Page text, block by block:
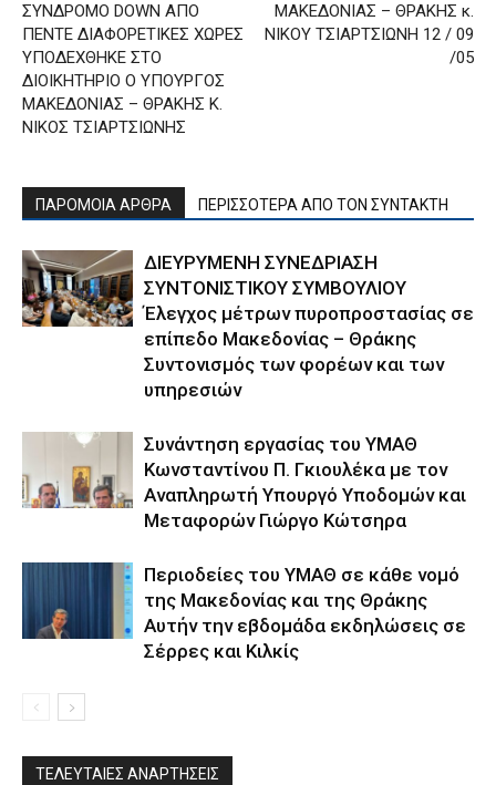
ΣΥΝΔΡΟΜΟ DOWN ΑΠΟ
ΠΕΝΤΕ ΔΙΑΦΟΡΕΤΙΚΕΣ ΧΩΡΕΣ
ΥΠΟΔΕΧΘΗΚΕ ΣΤΟ
ΔΙΟΙΚΗΤΗΡΙΟ Ο ΥΠΟΥΡΓΟΣ
ΜΑΚΕΔΟΝΙΑΣ – ΘΡΑΚΗΣ Κ.
ΝΙΚΟΣ ΤΣΙΑΡΤΣΙΩΝΗΣ
ΜΑΚΕΔΟΝΙΑΣ – ΘΡΑΚΗΣ κ.
ΝΙΚΟΥ ΤΣΙΑΡΤΣΙΩΝΗ 12 / 09
/05
ΠΑΡΟΜΟΙΑ ΑΡΘΡΑ ΠΕΡΙΣΣΟΤΕΡΑ ΑΠΟ ΤΟΝ ΣΥΝΤΑΚΤΗ
ΔΙΕΥΡΥΜΕΝΗ ΣΥΝΕΔΡΙΑΣΗ
ΣΥΝΤΟΝΙΣΤΙΚΟΥ ΣΥΜΒΟΥΛΙΟΥ
Έλεγχος μέτρων πυροπροστασίας σε
επίπεδο Μακεδονίας – Θράκης
Συντονισμός των φορέων και των
υπηρεσιών
Συνάντηση εργασίας του ΥΜΑΘ
Κωνσταντίνου Π. Γκιουλέκα με τον
Αναπληρωτή Υπουργό Υποδομών και
Μεταφορών Γιώργο Κώτσηρα
Περιοδείες του ΥΜΑΘ σε κάθε νομό
της Μακεδονίας και της Θράκης
Αυτήν την εβδομάδα εκδηλώσεις σε
Σέρρες και Κιλκίς
ΤΕΛΕΥΤΑΙΕΣ ΑΝΑΡΤΗΣΕΙΣ